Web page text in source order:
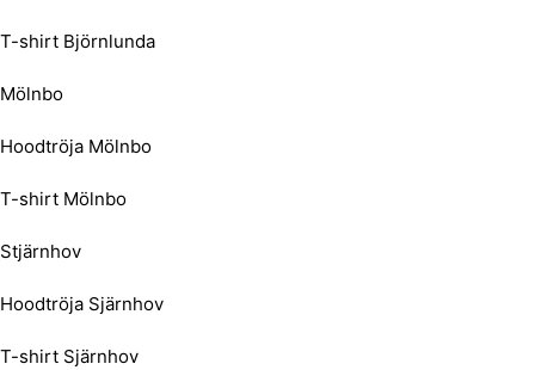
T-shirt Björnlunda
Mölnbo
Hoodtröja Mölnbo
T-shirt Mölnbo
Stjärnhov
Hoodtröja Sjärnhov
T-shirt Sjärnhov